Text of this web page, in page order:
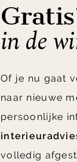
in de
Of je nu gaat
naar nieuwe
persoonlijke
volledig